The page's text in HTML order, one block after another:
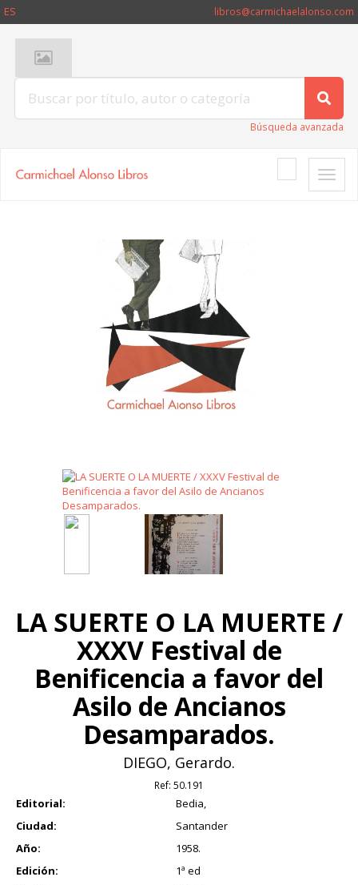
ES libros@carmichaelalonso.com
Búsqueda avanzada
Toggle
LA SUERTE O LA MUERTE /
XXXV Festival de
Benificencia a favor del
Asilo de Ancianos
Desamparados.
DIEGO, Gerardo.
Ref: 50.191
Editorial:
Bedia,
Ciudad:
Santander
Año:
1958.
Edición:
1ª ed